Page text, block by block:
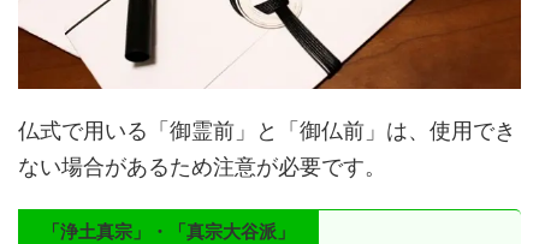
仏式で用いる「御霊前」と「御仏前」は、使用でき
ない場合があるため注意が必要です。
「浄土真宗」・「真宗大谷派」